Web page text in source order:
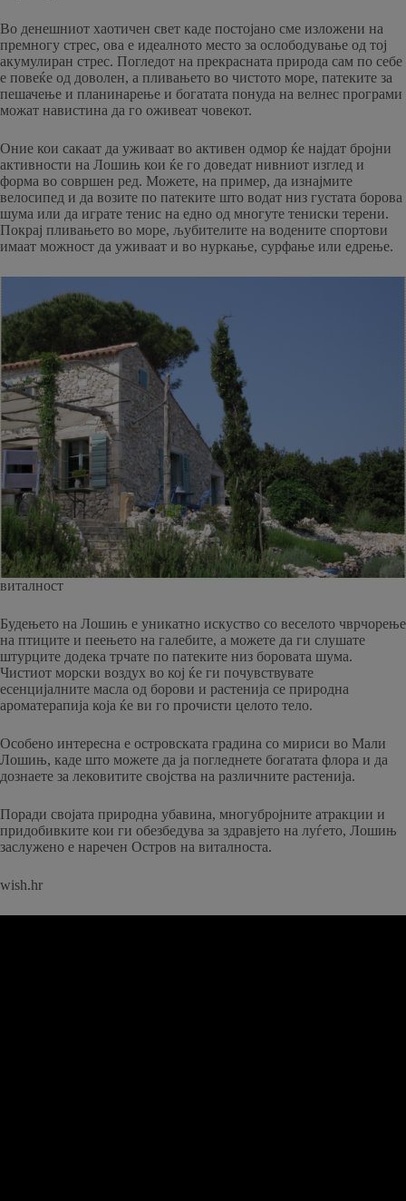
Во денешниот хаотичен свет каде постојано сме изложени на
премногу стрес, ова е идеалното место за ослободување од тој
акумулиран стрес. Погледот на прекрасната природа сам по себе
е повеќе од доволен, а пливањето во чистото море, патеките за
пешачење и планинарење и богатата понуда на велнес програми
можат навистина да го оживеат човекот.
Оние кои сакаат да уживаат во активен одмор ќе најдат бројни
активности на Лошињ кои ќе го доведат нивниот изглед и
форма во совршен ред. Можете, на пример, да изнајмите
велосипед и да возите по патеките што водат низ густата борова
шума или да играте тенис на едно од многуте тениски терени.
Покрај пливањето во море, љубителите на водените спортови
имаат можност да уживаат и во нуркање, сурфање или едрење.
виталност
Будењето на Лошињ е уникатно искуство со веселото чврчорење
на птиците и пеењето на галебите, а можете да ги слушате
штурците додека трчате по патеките низ боровата шума.
Чистиот морски воздух во кој ќе ги почувствувате
есенцијалните масла од борови и растенија се природна
ароматерапија која ќе ви го прочисти целото тело.
Особено интересна е островската градина со мириси во Мали
Лошињ, каде што можете да ја погледнете богатата флора и да
дознаете за лековитите својства на различните растенија.
Поради својата природна убавина, многубројните атракции и
придобивките кои ги обезбедува за здравјето на луѓето, Лошињ
заслужено е наречен Остров на виталноста.
wish.hr